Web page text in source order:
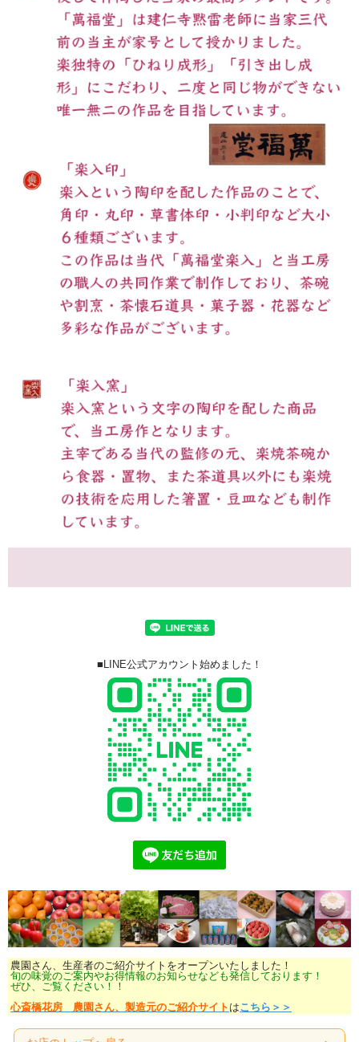
■LINE公式アカウント始めました！
農園さん、生産者のご紹介サイトをオープンいたしました！
旬の味覚のご案内やお得情報のお知らせなども発信しております！
ぜひ、ご覧ください！！
心斎橋花房 農園さん、製造元のご紹介サイト はこちら＞＞